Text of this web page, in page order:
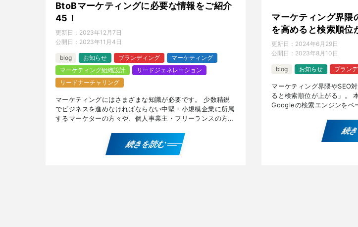
BtoBマーケティングに必要な情報をご紹介
45！
更新日： 2023年12月7日
公開日： 2023年11月4日
blog お知らせ ブランディング
マーケティング
マーケティング組織設計
リードジェネレーション
リードナーチャリング
マーケティングにはさまざまな知識が必要です。 少数精鋭
でビジネスを進めなければならない中堅・小規模企業に所属
するマーケターの方々や、個人事業主・フリーランスの方々
続きを読む
マーケティング界
を高めると検索順位
更新日： 2024年6月29日
公開日： 2023年8月10日
blog お知らせ ブラン
マーケティング界隈やSEO
ると検索順位が上がる」。
Googleの検索エンジンをベ
続